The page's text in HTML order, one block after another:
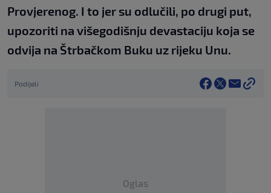
Provjerenog. I to jer su odlučili, po drugi put,
upozoriti na višegodišnju devastaciju koja se
odvija na Štrbačkom Buku uz rijeku Unu.
Podijeli
Oglas